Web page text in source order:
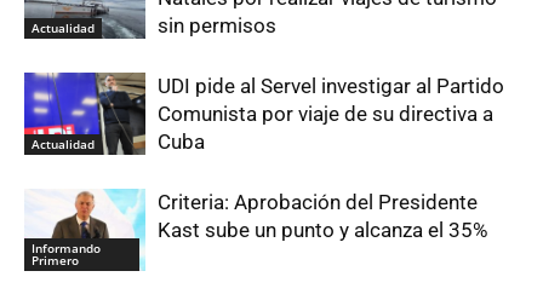
Actualidad
sin permisos
Actualidad
UDI pide al Servel investigar al Partido
Comunista por viaje de su directiva a
Cuba
Informando
Primero
Criteria: Aprobación del Presidente
Kast sube un punto y alcanza el 35%